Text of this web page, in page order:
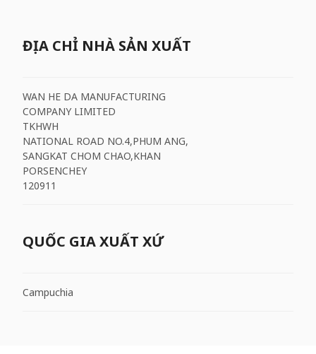
ĐỊA CHỈ NHÀ SẢN XUẤT
WAN HE DA MANUFACTURING
COMPANY LIMITED
TKHWH
NATIONAL ROAD NO.4,PHUM ANG,
SANGKAT CHOM CHAO,KHAN
PORSENCHEY
120911
QUỐC GIA XUẤT XỨ
Campuchia